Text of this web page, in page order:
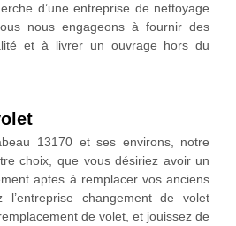
d’une entreprise de nettoyage
nous engageons à fournir des
et à livrer un ouvrage hors du
13170 et ses environs, notre
choix, que vous désiriez avoir un
aptes à remplacer vos anciens
changement de volet
de volet, et jouissez de